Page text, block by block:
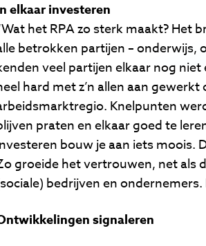
elkaar investeren
het RPA zo sterk maakt? Het
betrokken partijen – onderwijs,
veel partijen elkaar nog
hard met z’n allen aan
Knelpunten
praten en elkaar goed te
bouw je aan iets moois.
groeide het vertrouwen, net als
bedrijven en
signaleren